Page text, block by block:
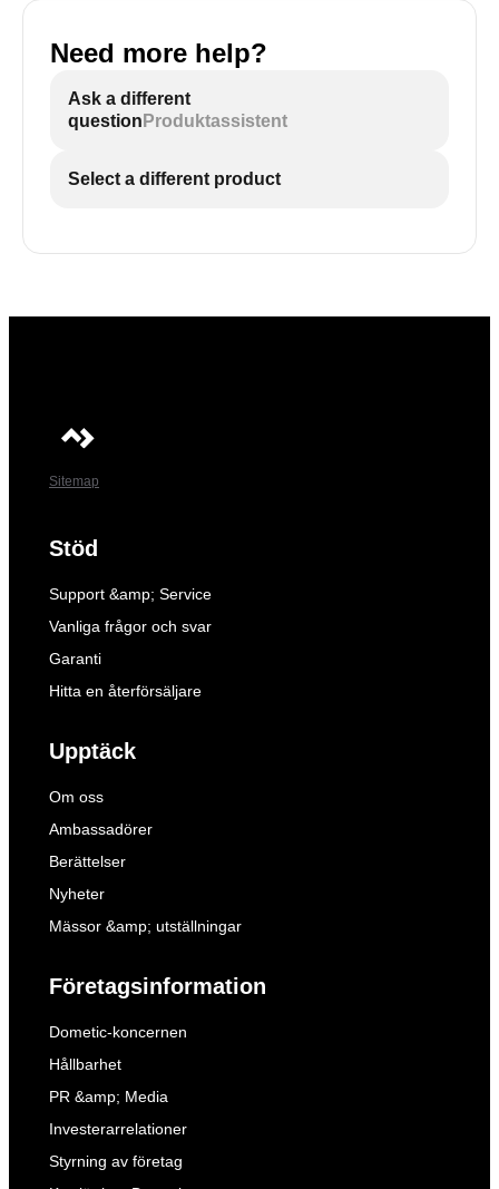
Need more help?
Ask a different
question Produktassistent
Select a different product
Sitemap
Stöd
Support &amp; Service
Vanliga frågor och svar
Garanti
Hitta en återförsäljare
Upptäck
Om oss
Ambassadörer
Berättelser
Nyheter
Mässor &amp; utställningar
Företagsinformation
Dometic-koncernen
Hållbarhet
PR &amp; Media
Investerarrelationer
Styrning av företag